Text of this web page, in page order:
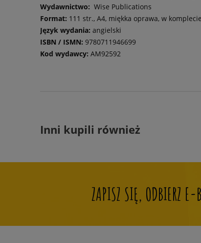
Wydawnictwo: Wise Publications
Format: 111 str., A4, miękka oprawa, w
Język wydania: angielski
ISBN / ISMN: 9780711946699
Kod wydawcy: AM92592
Inni kupili również
ZAPISZ SIĘ, ODBIERZ